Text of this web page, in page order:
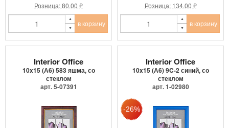
Розница: 80.00 ₽
в корзину
Розница: 134.00 ₽
в корзину
Interior Office
10x15 (А6) 583 яшма, со
стеклом
арт. 5-07391
Interior Office
10x15 (А6) 9C-2 синий, со
стеклом
арт. 1-02980